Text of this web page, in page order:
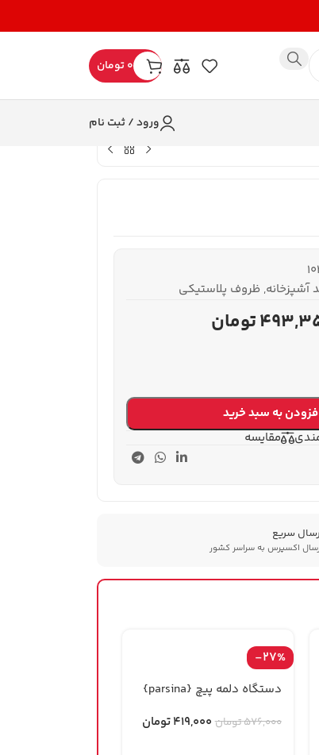
0تومان
ورود / ثبت نام
آشپزخانه, ظروف پلاستیکی
تومان
به سبد خرید
مقایسه
سریع
اکسپرس به سراسر کشور
-27%
دستگاه دلمه پیچ {parsina}
576,000تومان 419,000تومان